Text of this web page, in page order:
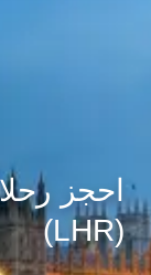
احجز
(LHR)